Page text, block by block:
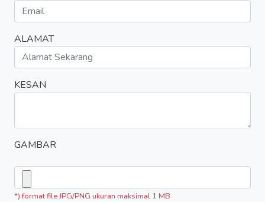
ALAMAT
KESAN
GAMBAR
*) format file JPG/PNG ukuran maksimal 1 MB